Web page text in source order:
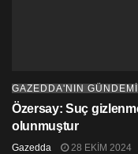
GAZEDDA'NIN GÜNDEMİ
Özersay: Suç
olunmuştur
Gazedda 28 EKIM 2024